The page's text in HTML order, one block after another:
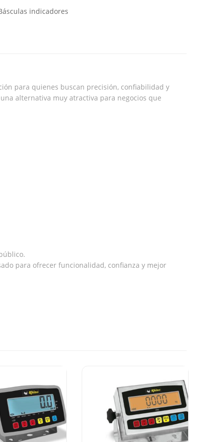
indicadores
para quienes buscan precisión, confiabilidad y
alternativa muy atractiva para negocios que
para ofrecer funcionalidad, confianza y mejor
Rhino I-PEP
Electrónica 3 LCD
Memorias